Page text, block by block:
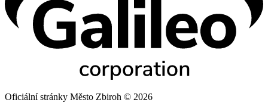
Oficiální stránky Město Zbiroh © 2026